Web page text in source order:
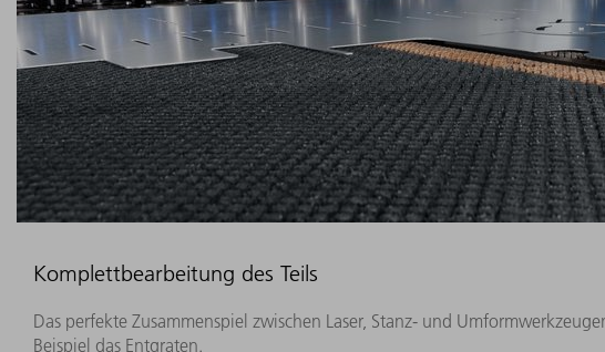
Komplettbearbeitung des Teils
Das perfekte Zusammenspiel zwischen Laser, Stanz- und
Beispiel das Entgraten.